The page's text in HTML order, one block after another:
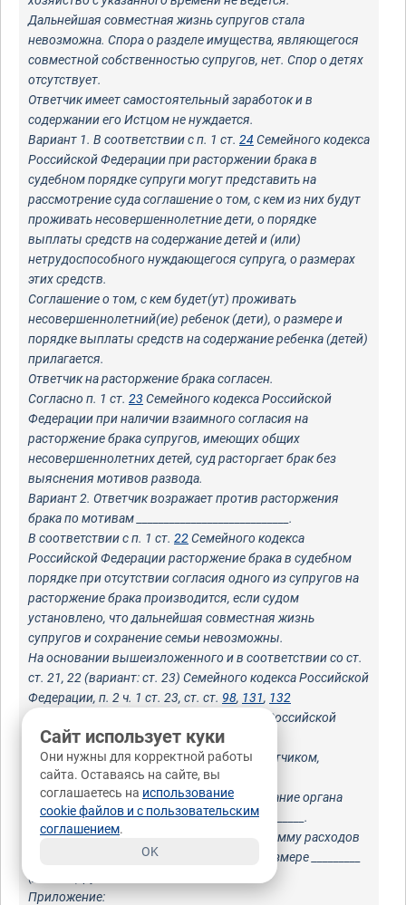
Дальнейшая совместная жизнь супругов стала
невозможна. Спора о разделе имущества, являющегося
совместной собственностью супругов, нет. Спор о детях
отсутствует.
Ответчик имеет самостоятельный заработок и в
содержании его Истцом не нуждается.
Вариант 1. В соответствии с п. 1 ст. 24Семейного кодекса
Российской Федерации при расторжении брака в
судебном порядке супруги могут представить на
рассмотрение суда соглашение о том, с кем из них будут
проживать несовершеннолетние дети, о порядке
выплаты средств на содержание детей и (или)
нетрудоспособного нуждающегося супруга, о размерах
этих средств.
Соглашение о том, с кем будет(ут) проживать
несовершеннолетний(ие) ребенок (дети), о размере и
порядке выплаты средств на содержание ребенка (детей)
прилагается.
Ответчик на расторжение брака согласен.
Согласно п. 1 ст. 23 Семейного кодекса Российской
Федерации при наличии взаимного согласия на
расторжение брака супругов, имеющих общих
несовершеннолетних детей, суд расторгает брак без
выяснения мотивов развода.
Вариант 2. Ответчик возражает против расторжения
брака по мотивам ____________________________.
В соответствии с п. 1 ст. 22Семейного кодекса
Российской Федерации расторжение брака в судебном
порядке при отсутствии согласия одного из супругов на
расторжение брака производится, если судом
установлено, что дальнейшая совместная жизнь
супругов и сохранение семьи невозможны.
На основании вышеизложенного и в соответствии со ст.
ст. 21, 22 (вариант: ст. 23) Семейного кодекса Российской
Федерации, п. 2 ч. 1 ст. 23, ст. ст. 98, 131, 132
Гражданского процессуального кодекса Российской
Федерации, прошу:
1. Расторгнуть брак между Истцом и Ответчиком,
зарегистрированный "___"________ ___ г. в
_________________________________ (наименование органа
ЗАГС), актовая запись номер ___________________.
2. Взыскать с Ответчика в пользу Истца сумму расходов
на уплату государственной пошлины в размере _________
(________) рублей.
Приложение:
Сайт использует куки
Они нужны для корректной работы
сайта. Оставаясь на сайте, вы
соглашаетесь на использование
cookie файлов и с пользовательским
соглашением.
OK